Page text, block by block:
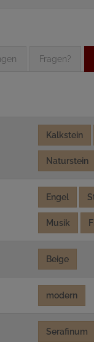
Fragen?
Kalkstein
Naturstein
Engel
Musik
Beige
modern
Serafinum